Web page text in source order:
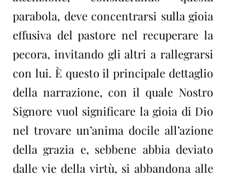
parabola, deve concentrarsi sulla gioia
effusiva del pastore nel recuperare la
pecora, invitando gli altri a rallegrarsi
con lui. È questo il principale dettaglio
della narrazione, con il quale Nostro
Signore vuol significare la gioia di Dio
nel trovare un’anima docile all’azione
della grazia e, sebbene abbia deviato
dalle vie della virtù, si abbandona alle